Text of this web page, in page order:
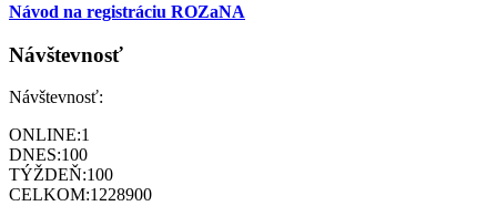
Návod na registráciu ROZaNA
Návštevnosť
Návštevnosť:
ONLINE:1
DNES:100
TÝŽDEŇ:100
CELKOM:1228900